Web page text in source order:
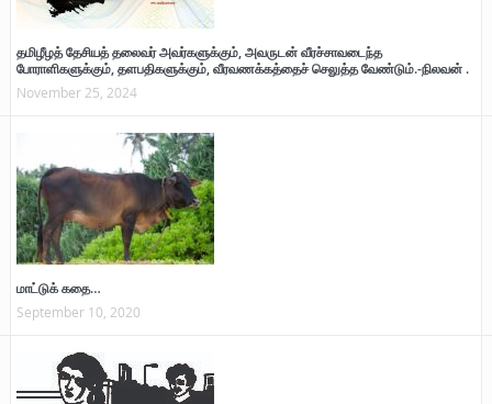
தமிழீழத் தேசியத் தலைவர் அவர்களுக்கும், அவருடன் வீரச்சாவடைந்த
போராளிகளுக்கும், தளபதிகளுக்கும், வீரவணக்கத்தைச் செலுத்த வேண்டும்.-நிலவன் .
November 25, 2024
மாட்டுக் கதை…
September 10, 2020